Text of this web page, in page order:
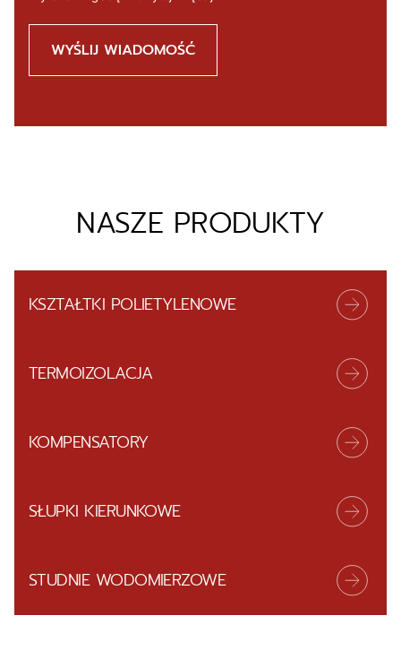
NASZE PRODUKTY
KSZTAŁTKI POLIETYLENOWE
TERMOIZOLACJA
KOMPENSATORY
SŁUPKI KIERUNKOWE
STUDNIE WODOMIERZOWE